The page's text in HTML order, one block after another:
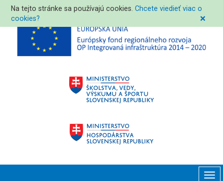
Na tejto stránke sa používajú cookies.Chcete viedieť viac o
cookies?
❌